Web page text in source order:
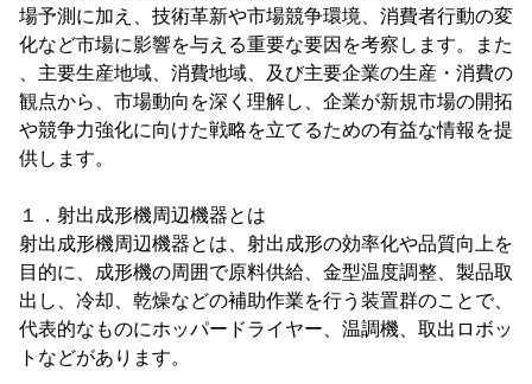
場予測に加え、技術革新や市場競争環境、消費者行動の変
化など市場に影響を与える重要な要因を考察します。また
、主要生産地域、消費地域、及び主要企業の生産・消費の
観点から、市場動向を深く理解し、企業が新規市場の開拓
や競争力強化に向けた戦略を立てるための有益な情報を提
供します。
１．射出成形機周辺機器とは
射出成形機周辺機器とは、射出成形の効率化や品質向上を
目的に、成形機の周囲で原料供給、金型温度調整、製品取
出し、冷却、乾燥などの補助作業を行う装置群のことで、
代表的なものにホッパードライヤー、温調機、取出ロボッ
トなどがあります。